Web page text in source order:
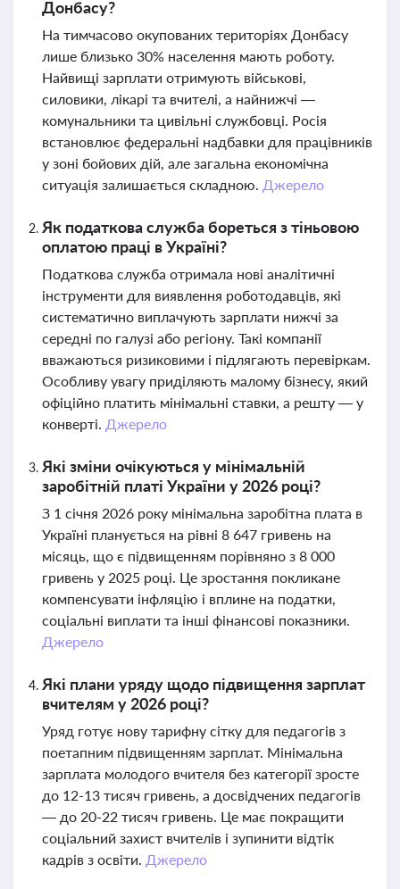
Донбасу?
На тимчасово окупованих територіях Донбасу
лише близько 30% населення мають роботу.
Найвищі зарплати отримують військові,
силовики, лікарі та вчителі, а найнижчі —
комунальники та цивільні службовці. Росія
встановлює федеральні надбавки для працівників
у зоні бойових дій, але загальна економічна
ситуація залишається складною. Джерело
Як податкова служба бореться з тіньовою
оплатою праці в Україні?
Податкова служба отримала нові аналітичні
інструменти для виявлення роботодавців, які
систематично виплачують зарплати нижчі за
середні по галузі або регіону. Такі компанії
вважаються ризиковими і підлягають перевіркам.
Особливу увагу приділяють малому бізнесу, який
офіційно платить мінімальні ставки, а решту — у
конверті. Джерело
Які зміни очікуються у мінімальній
заробітній платі України у 2026 році?
З 1 січня 2026 року мінімальна заробітна плата в
Україні планується на рівні 8 647 гривень на
місяць, що є підвищенням порівняно з 8 000
гривень у 2025 році. Це зростання покликане
компенсувати інфляцію і вплине на податки,
соціальні виплати та інші фінансові показники.
Джерело
Які плани уряду щодо підвищення зарплат
вчителям у 2026 році?
Уряд готує нову тарифну сітку для педагогів з
поетапним підвищенням зарплат. Мінімальна
зарплата молодого вчителя без категорії зросте
до 12-13 тисяч гривень, а досвідчених педагогів
— до 20-22 тисяч гривень. Це має покращити
соціальний захист вчителів і зупинити відтік
кадрів з освіти. Джерело